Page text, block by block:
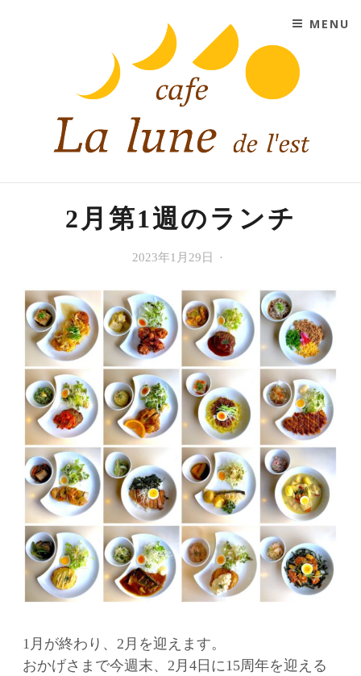
お店
MENU
2月第1週のランチ
今
の
ラ
ン
チ
2023年1月29日
lune
de
l'est
1月が終わり、2月を迎えます。
おかげさまで今週末、2月4日に15周年を迎える